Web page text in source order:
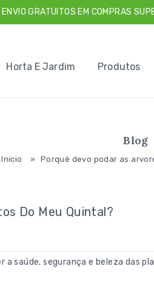
ENVIO GRATUITOS EM COMPRAS
Horta E Jardim Produtos
Blog
Início » Porquê devo podar as
Do Meu Quintal?
saúde, segurança e beleza das